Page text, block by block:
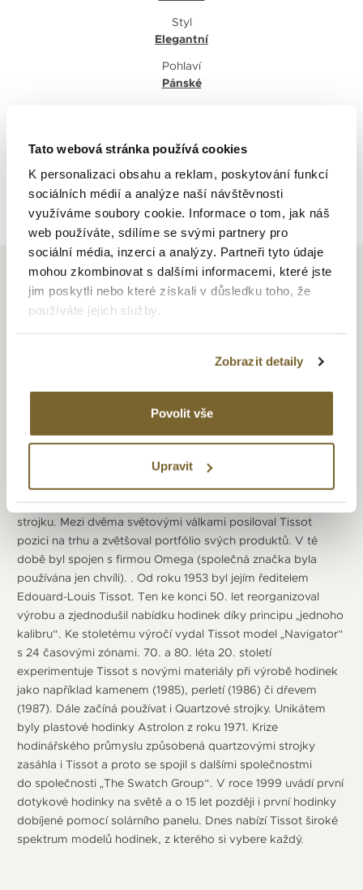
Tato webová stránka používá cookies
K personalizaci obsahu a reklam, poskytování funkcí
sociálních médií a analýze naší návštěvnosti
využíváme soubory cookie. Informace o tom, jak náš
web používáte, sdílíme se svými partnery pro
sociální média, inzerci a analýzy. Partneři tyto údaje
mohou zkombinovat s dalšími informacemi, které jste
jim poskytli nebo které získali v důsledku toho, že
používáte jejich služby.
Zobrazit detaily
Povolit vše
Upravit
Styl
Elegantní
Pohlaví
Pánské
Zpět na výpis
TISSOT
ve švýcarském městě Le Locle založili Charles-Félicien Tissot
a jeho syn Charles-Émile Tissot. Od začátku exportovali
do Ruska. Ruský trh byl největším odbytištěm hodinek Tissot
až do říjnové revoluce v roce 1917. Druhé desetiletí 20. století
ovlivnily vzhled hodinek nejvíce styly Art Nouveau a Art
Deco a po technické stránce vydání vlastního hodinového
strojku. Mezi dvěma světovými válkami posiloval Tissot
pozici na trhu a zvětšoval portfólio svých produktů. V té
době byl spojen s firmou Omega (společná značka byla
používána jen chvíli). . Od roku 1953 byl jejím ředitelem
Edouard-Louis Tissot. Ten ke konci 50. let reorganizoval
výrobu a zjednodušil nabídku hodinek díky principu „jednoho
kalibru“. Ke stoletému výročí vydal Tissot model „Navigator“
s 24 časovými zónami. 70. a 80. léta 20. století
experimentuje Tissot s novými materiály při výrobě hodinek
jako například kamenem (1985), perletí (1986) či dřevem
(1987). Dále začíná používat i Quartzové strojky. Unikátem
byly plastové hodinky Astrolon z roku 1971. Krize
hodinářského průmyslu způsobená quartzovými strojky
zasáhla i Tissot a proto se spojil s dalšími společnostmi
do společnosti „The Swatch Group“. V roce 1999 uvádí první
dotykové hodinky na světě a o 15 let později i první hodinky
dobíjené pomocí solárního panelu. Dnes nabízí Tissot široké
spektrum modelů hodinek, z kterého si vybere každý.